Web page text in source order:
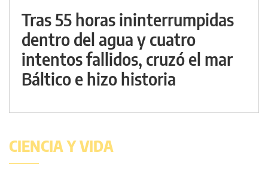
Tras 55 horas ininterrumpidas
dentro del agua y cuatro
intentos fallidos, cruzó el mar
Báltico e hizo historia
CIENCIA Y VIDA